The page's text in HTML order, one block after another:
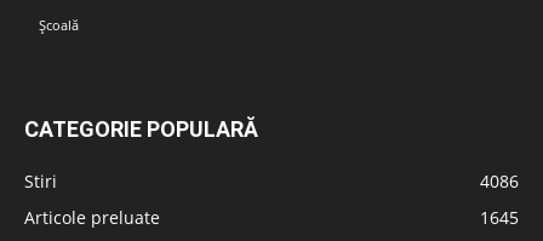
Școală
CATEGORIE POPULARĂ
Stiri
4086
Articole preluate
1645